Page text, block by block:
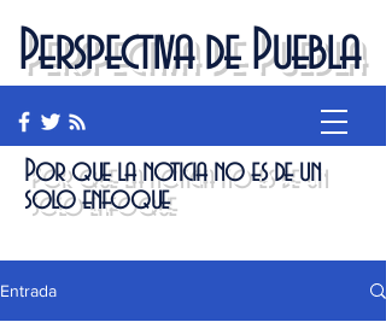
Perspectiva de Puebla
Por que la noticia no es de un
solo enfoque
Entrada